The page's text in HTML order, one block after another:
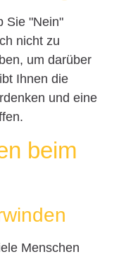
Sie "Nein"
nicht zu
um darüber
Ihnen die
und eine
beim
Menschen